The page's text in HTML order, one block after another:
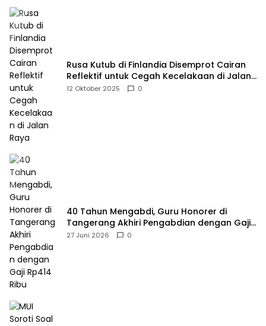
Rusa Kutub di Finlandia Disemprot Cairan
Reflektif untuk Cegah Kecelakaan di Jalan
Raya
12 Oktober 2025 0
40 Tahun Mengabdi, Guru Honorer di
Tangerang Akhiri Pengabdian dengan Gaji
Rp414 Ribu
27 Juni 2026 0